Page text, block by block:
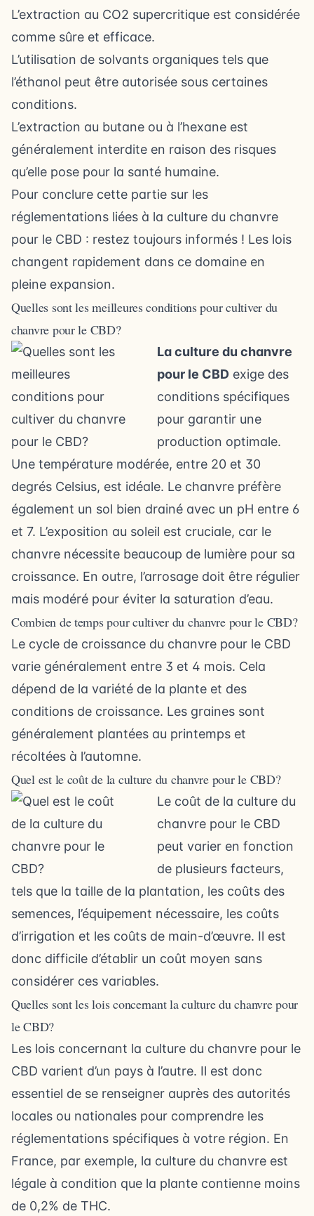
L’extraction au CO2 supercritique est considérée
comme sûre et efficace.
L’utilisation de solvants organiques tels que
l’éthanol peut être autorisée sous certaines
conditions.
L’extraction au butane ou à l’hexane est
généralement interdite en raison des risques
qu’elle pose pour la santé humaine.
Pour conclure cette partie sur les
réglementations liées à la culture du chanvre
pour le CBD : restez toujours informés ! Les lois
changent rapidement dans ce domaine en
pleine expansion.
Quelles sont les meilleures conditions pour cultiver du
chanvre pour le CBD?
La culture du chanvre
pour le CBD exige des
conditions spécifiques
pour garantir une
production optimale.
Une température modérée, entre 20 et 30
degrés Celsius, est idéale. Le chanvre préfère
également un sol bien drainé avec un pH entre 6
et 7. L’exposition au soleil est cruciale, car le
chanvre nécessite beaucoup de lumière pour sa
croissance. En outre, l’arrosage doit être régulier
mais modéré pour éviter la saturation d’eau.
Combien de temps pour cultiver du chanvre pour le CBD?
Le cycle de croissance du chanvre pour le CBD
varie généralement entre 3 et 4 mois. Cela
dépend de la variété de la plante et des
conditions de croissance. Les graines sont
généralement plantées au printemps et
récoltées à l’automne.
Quel est le coût de la culture du chanvre pour le CBD?
Le coût de la culture du
chanvre pour le CBD
peut varier en fonction
de plusieurs facteurs,
tels que la taille de la plantation, les coûts des
semences, l’équipement nécessaire, les coûts
d’irrigation et les coûts de main-d’œuvre. Il est
donc difficile d’établir un coût moyen sans
considérer ces variables.
Quelles sont les lois concernant la culture du chanvre pour
le CBD?
Les lois concernant la culture du chanvre pour le
CBD varient d’un pays à l’autre. Il est donc
essentiel de se renseigner auprès des autorités
locales ou nationales pour comprendre les
réglementations spécifiques à votre région. En
France, par exemple, la culture du chanvre est
légale à condition que la plante contienne moins
de 0,2% de THC.